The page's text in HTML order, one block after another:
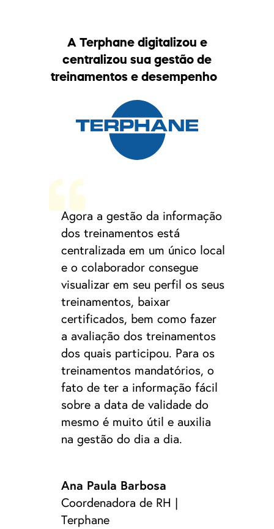
A Terphane digitalizou e
centralizou sua gestão de
treinamentos e desempenho
Agora a gestão da informação
dos treinamentos está
centralizada em um único local
e o colaborador consegue
visualizar em seu perfil os seus
treinamentos, baixar
certificados, bem como fazer
a avaliação dos treinamentos
dos quais participou. Para os
treinamentos mandatórios, o
fato de ter a informação fácil
sobre a data de validade do
mesmo é muito útil e auxilia
na gestão do dia a dia.
Ana Paula Barbosa
Coordenadora de RH |
Terphane